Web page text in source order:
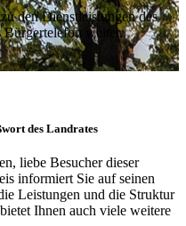
den Dienstleistungen des
Bürgertelefon weiter.
des Landrates
liebe Besucher dieser
informiert Sie auf seinen
Leistungen und die Struktur
Ihnen auch viele weitere